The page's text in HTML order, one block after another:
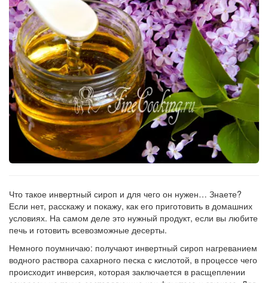
Что такое инвертный сироп и для чего он нужен… Знаете?
Если нет, расскажу и покажу, как его приготовить в домашних
условиях. На самом деле это нужный продукт, если вы любите
печь и готовить всевозможные десерты.
Немного поумничаю: получают инвертный сироп нагреванием
водного раствора сахарного песка с кислотой, в процессе чего
происходит инверсия, которая заключается в расщеплении